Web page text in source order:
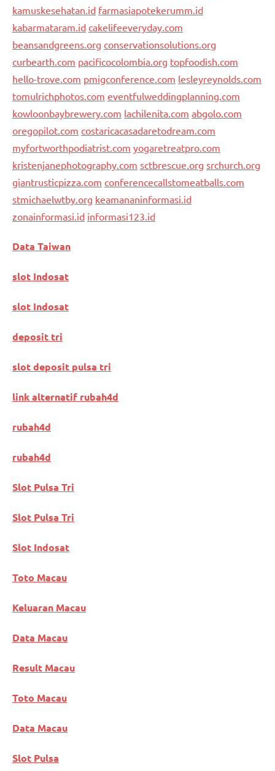
kamuskesehatan.id farmasiapotekerumm.id
kabarmataram.id cakelifeeveryday.com
beansandgreens.org conservationsolutions.org
curbearth.com pacificocolombia.org topfoodish.com
hello-trove.com pmigconference.com lesleyreynolds.com
tomulrichphotos.com eventfulweddingplanning.com
kowloonbaybrewery.com lachilenita.com abgolo.com
oregopilot.com costaricacasadaretodream.com
myfortworthpodiatrist.com yogaretreatpro.com
kristenjanephotography.com sctbrescue.org srchurch.org
giantrusticpizza.com conferencecallstomeatballs.com
stmichaelwtby.org keamananinformasi.id
zonainformasi.id informasi123.id
Data Taiwan
slot Indosat
slot Indosat
deposit tri
slot deposit pulsa tri
link alternatif rubah4d
rubah4d
rubah4d
Slot Pulsa Tri
Slot Pulsa Tri
Slot Indosat
Toto Macau
Keluaran Macau
Data Macau
Result Macau
Toto Macau
Data Macau
Slot Pulsa